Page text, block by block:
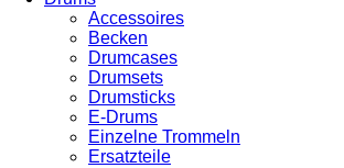
Accessoires
Becken
Drumcases
Drumsets
Drumsticks
E-Drums
Einzelne Trommeln
Ersatzteile